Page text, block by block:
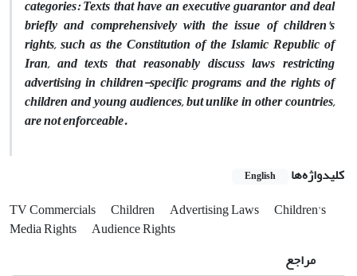
categories: Texts that have an executive guarantor and deal
briefly and comprehensively with the issue of children's
rights, such as the Constitution of the Islamic Republic of
Iran, and texts that reasonably discuss laws restricting
advertising in children-specific programs and the rights of
children and young audiences, but unlike in other countries,
are not enforceable.
کلیدواژه‌ها English
TV Commercials Children Advertising Laws
Children's
Media Rights
Audience Rights
مراجع